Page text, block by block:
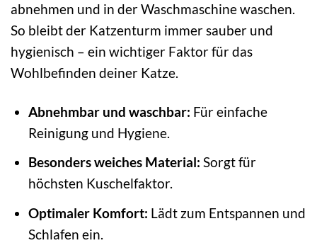
abnehmen und in der Waschmaschine waschen.
So bleibt der Katzenturm immer sauber und
hygienisch – ein wichtiger Faktor für das
Wohlbefinden deiner Katze.
Abnehmbar und waschbar: Für einfache
Reinigung und Hygiene.
Besonders weiches Material: Sorgt für
höchsten Kuschelfaktor.
Optimaler Komfort: Lädt zum Entspannen und
Schlafen ein.